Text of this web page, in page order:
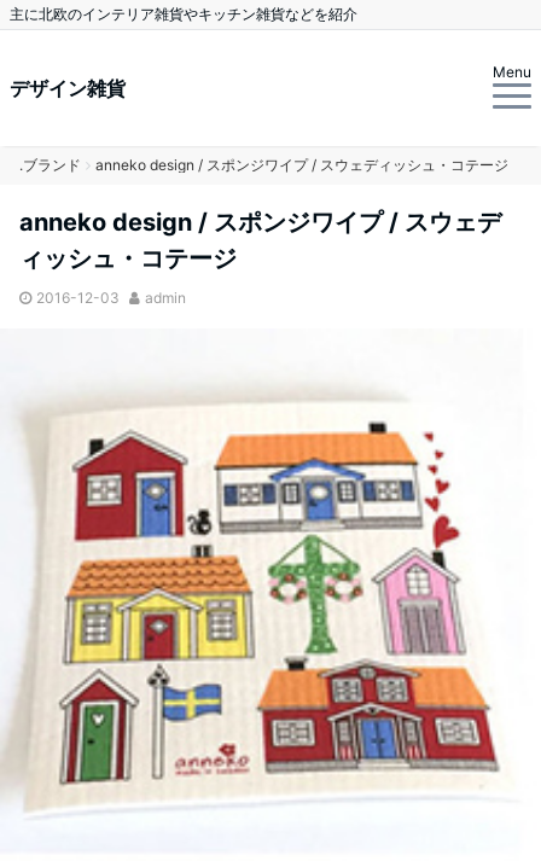
主に北欧のインテリア雑貨やキッチン雑貨などを紹介
デザイン雑貨
Menu
.ブランド anneko design / スポンジワイプ / スウェディッシュ・コテージ
anneko design / スポンジワイプ / スウェデ
ィッシュ・コテージ
2016-12-03 admin